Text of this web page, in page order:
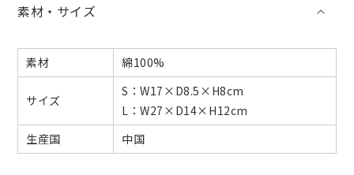
す
素材・サイズ
素材 綿100%
サイズ
S：W17×D8.5×H8cm
L：W27×D14×H12cm
生産国
中国